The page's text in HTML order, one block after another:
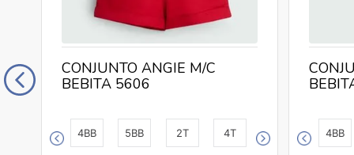
4BB 5BB 2T 4T
CONJUNTO ANGIE M/C
BEBITA 5606
4BB